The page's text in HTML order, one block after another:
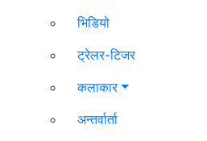
भिडियो
ट्रेलर-टिजर
कलाकार
अन्तर्वार्ता